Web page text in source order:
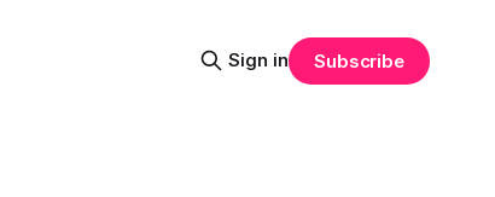
Sign in Subscribe